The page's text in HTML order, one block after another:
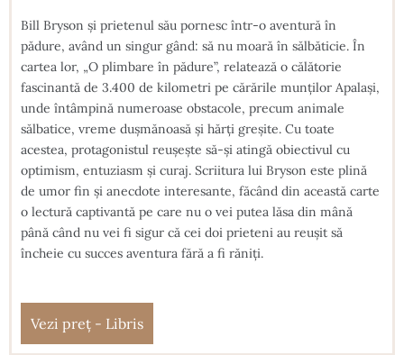
Bill Bryson și prietenul său pornesc într-o aventură în
pădure, având un singur gând: să nu moară în sălbăticie. În
cartea lor, „O plimbare în pădure”, relatează o călătorie
fascinantă de 3.400 de kilometri pe cărările munților Apalași,
unde întâmpină numeroase obstacole, precum animale
sălbatice, vreme dușmănoasă și hărți greșite. Cu toate
acestea, protagonistul reușește să-și atingă obiectivul cu
optimism, entuziasm și curaj. Scriitura lui Bryson este plină
de umor fin și anecdote interesante, făcând din această carte
o lectură captivantă pe care nu o vei putea lăsa din mână
până când nu vei fi sigur că cei doi prieteni au reușit să
încheie cu succes aventura fără a fi răniți.
Vezi preț - Libris